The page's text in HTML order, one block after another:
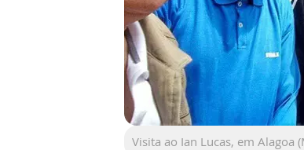
Visita ao Ian Lucas, em Alagoa